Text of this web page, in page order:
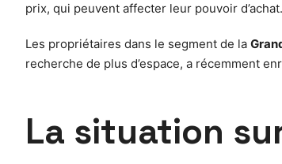
prix, qui peuvent affecter leur pouvoir d’achat.
Les propriétaires dans le segment de la
recherche de plus d’espace, a récemment
La situation